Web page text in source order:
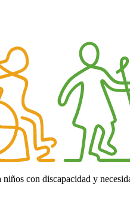
con discapacidad y